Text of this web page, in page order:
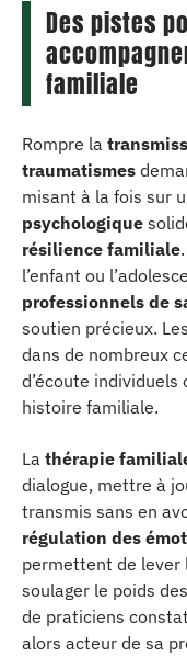
Des pistes
familiale
Rompre la
traumatismes
misant à la fois sur
psychologique
résilience familiale
l’enfant ou
professionnels de
soutien précieux.
dans de nombreux
d’écoute
histoire familiale.
La thérapie
dialogue, mettre à
transmis sans en
régulation des
permettent de lever
soulager le poids
de praticiens
alors acteur de sa